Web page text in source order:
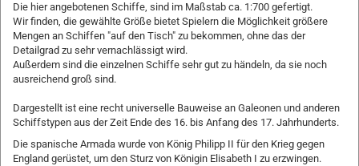
Die hier angebotenen Schiffe, sind im Maßstab ca. 1:700 gefertigt.
Wir finden, die gewählte Größe bietet Spielern die Möglichkeit größere
Mengen an Schiffen "auf den Tisch" zu bekommen, ohne das der
Detailgrad zu sehr vernachlässigt wird.
Außerdem sind die einzelnen Schiffe sehr gut zu händeln, da sie noch
ausreichend groß sind.
Dargestellt ist eine recht universelle Bauweise an Galeonen und anderen
Schiffstypen aus der Zeit Ende des 16. bis Anfang des 17. Jahrhunderts.
Die spanische Armada wurde von König Philipp II für den Krieg gegen
England gerüstet, um den Sturz von Königin Elisabeth I zu erzwingen.